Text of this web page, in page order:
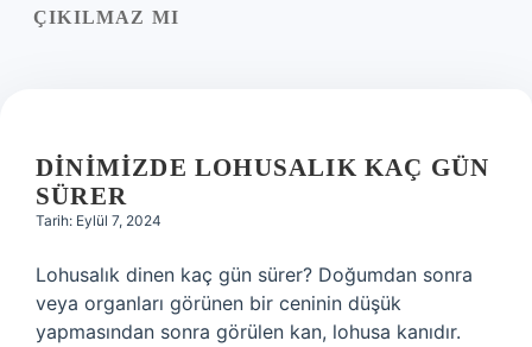
ÇIKILMAZ MI
DINIMIZDE LOHUSALIK KAÇ GÜN
SÜRER
Tarih: Eylül 7, 2024
Lohusalık dinen kaç gün sürer? Doğumdan sonra
veya organları görünen bir ceninin düşük
yapmasından sonra görülen kan, lohusa kanıdır.